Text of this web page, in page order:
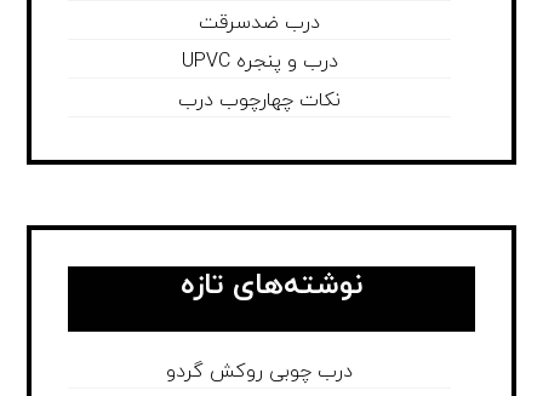
درب ضدسرقت
درب و پنجره UPVC
نکات چهارچوب درب
نوشته‌های تازه
درب چوبی روکش گردو